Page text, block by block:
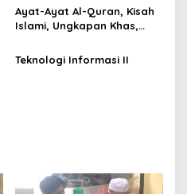
Ayat-Ayat Al-Quran, Kisah
Islami, Ungkapan Khas,
Teknologi Informasi II